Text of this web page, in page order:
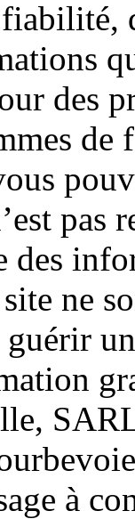
des
pas
des
ne
à